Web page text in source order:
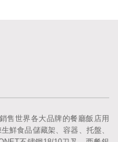
售世界各大品牌的餐廳飯店用
鮮食品儲藏架、容器、托盤、